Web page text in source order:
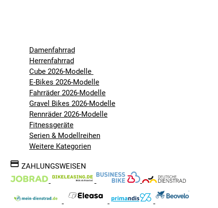
Damenfahrrad
Herrenfahrrad
Cube 2026-Modelle
E-Bikes 2026-Modelle
Fahrräder 2026-Modelle
Gravel Bikes 2026-Modelle
Rennräder 2026-Modelle
Fitnessgeräte
Serien & Modellreihen
Weitere Kategorien
ZAHLUNGSWEISEN